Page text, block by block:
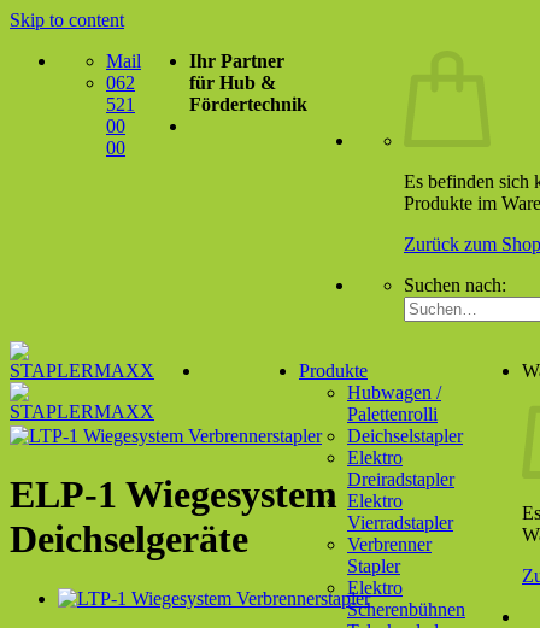
Skip to content
Mail
062
521
00
00
Ihr Partner
für Hub &
Fördertechnik
Es befinden sich
Produkte im
Zurück zum Shop
Suchen nach:
Produkte
Hubwagen /
Palettenrolli
Deichselstapler
Elektro
Dreiradstapler
Elektro
Vierradstapler
Verbrenner
Stapler
Elektro
Scherenbühnen
ELP-1 Wiegesystem
Deichselgeräte